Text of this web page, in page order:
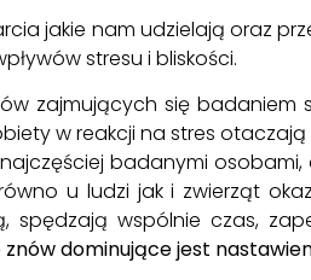
jakie nam udzielają oraz
stresu i bliskości.
zajmujących się badaniem
w reakcji na stres
badanymi
u ludzi jak i zwierząt
spędzają wspólnie czas,
dominujące jest